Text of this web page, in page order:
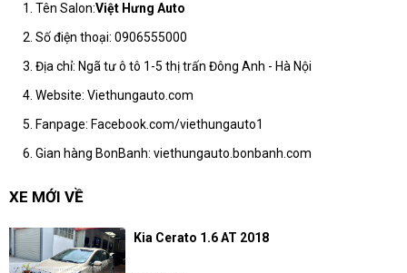
1. Tên Salon:Việt Hưng Auto
2. Số điện thoại: 0906555000
3. Địa chỉ: Ngã tư ô tô 1-5 thị trấn Đông Anh - Hà Nội
4. Website: Viethungauto.com
5. Fanpage: Facebook.com/viethungauto1
6. Gian hàng BonBanh: viethungauto.bonbanh.com
XE MỚI VỀ
Kia Cerato 1.6 AT 2018